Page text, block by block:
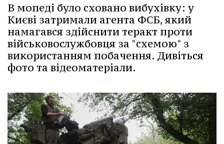
В мопеді було сховано вибухівку: у
Києві затримали агента ФСБ, який
намагався здійснити теракт проти
військовослужбовця за "схемою" з
використанням побачення. Дивіться
фото та відеоматеріали.